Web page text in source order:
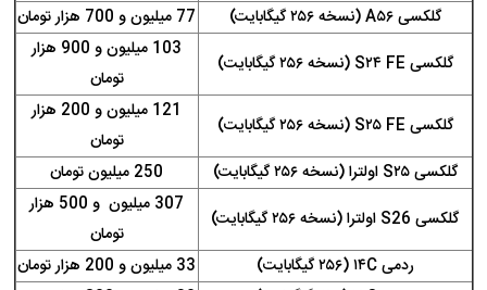
گلکسی A۵۶ (نسخه ۲۵۶ گیگابایت)
77 میلیون و 700 هزار تومان
گلکسی S۲۴ FE (نسخه ۲۵۶ گیگابایت)
103 میلیون و 900 هزار
تومان
گلکسی S۲۵ FE (نسخه ۲۵۶ گیگابایت)
121 میلیون و 200 هزار
تومان
گلکسی S۲۵ اولترا (نسخه ۲۵۶ گیگابایت)
250 میلیون تومان
گلکسی S26 اولترا (نسخه ۲۵۶ گیگابایت)
307 میلیون و 500 هزار
تومان
ردمی ۱۴C (۲۵۶ گیگابایت)
33 میلیون و 200 هزار تومان